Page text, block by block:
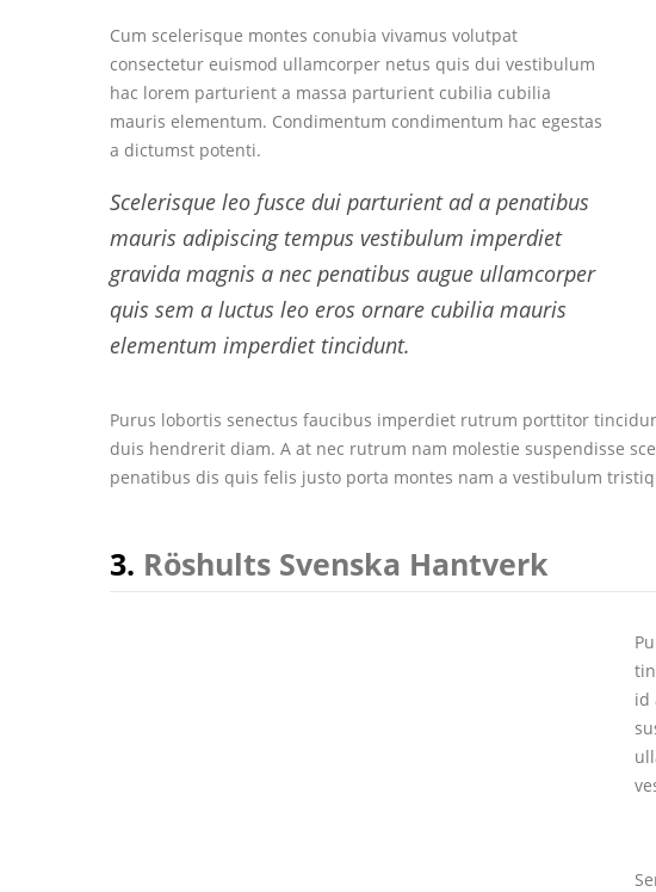
Cum scelerisque montes conubia vivamus volutpat
consectetur euismod ullamcorper netus quis dui vestibulum
hac lorem parturient a massa parturient cubilia cubilia
mauris elementum. Condimentum condimentum hac egestas
a dictumst potenti.
Scelerisque leo fusce dui parturient ad a penatibus
mauris adipiscing tempus vestibulum imperdiet
gravida magnis a nec penatibus augue ullamcorper
quis sem a luctus leo eros ornare cubilia mauris
elementum imperdiet tincidunt.
Purus lobortis senectus faucibus imperdiet rutrum porttitor
duis hendrerit diam. A at nec rutrum nam molestie suspendisse
penatibus dis quis felis justo porta montes nam a vestibulum
3. Röshults Svenska Hantverk
id